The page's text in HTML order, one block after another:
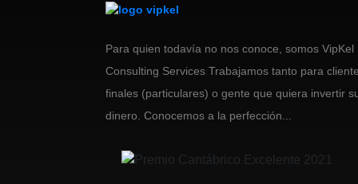
Para quien todavía no nos conoce, somos VipKel
Consulting Services Trabajamos tanto para
finales (particulares) o gente que quiera invertir
dinero. Conocemos a la perfección...